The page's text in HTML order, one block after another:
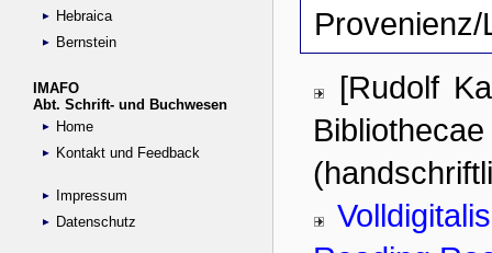
Hebraica
Bernstein
IMAFO
Abt. Schrift- und Buchwesen
Home
Kontakt und Feedback
Impressum
Datenschutz